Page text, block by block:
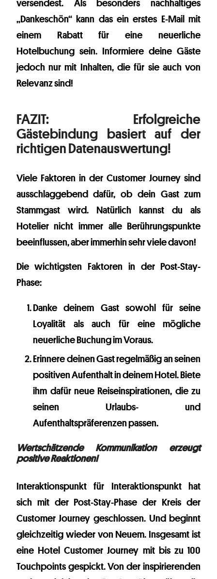
versendest. Als besonders nachhaltiges
„Dankeschön“ kann das ein erstes E-Mail mit
einem Rabatt für eine neuerliche
Hotelbuchung sein. Informiere deine Gäste
jedoch nur mit Inhalten, die für sie auch von
Relevanz sind!
FAZIT: Erfolgreiche
Gästebindung basiert auf der
richtigen Datenauswertung!
Viele Faktoren in der Customer Journey sind
ausschlaggebend dafür, ob dein Gast zum
Stammgast wird. Natürlich kannst du als
Hotelier nicht immer alle Berührungspunkte
beeinflussen, aber immerhin sehr viele davon!
Die wichtigsten Faktoren in der Post-Stay-
Phase:
Danke deinem Gast sowohl für seine
Loyalität als auch für eine mögliche
neuerliche Buchung im Voraus.
Erinnere deinen Gast regelmäßig an seinen
positiven Aufenthalt in deinem Hotel. Biete
ihm dafür neue Reiseinspirationen, die zu
seinen Urlaubs- und
Aufenthaltspräferenzen passen.
Wertschätzende Kommunikation erzeugt
positive Reaktionen!
Interaktionspunkt für Interaktionspunkt hat
sich mit der Post-Stay-Phase der Kreis der
Customer Journey geschlossen. Und beginnt
gleichzeitig wieder von Neuem. Insgesamt ist
eine Hotel Customer Journey mit bis zu 100
Touchpoints gespickt. Von der inspirierenden